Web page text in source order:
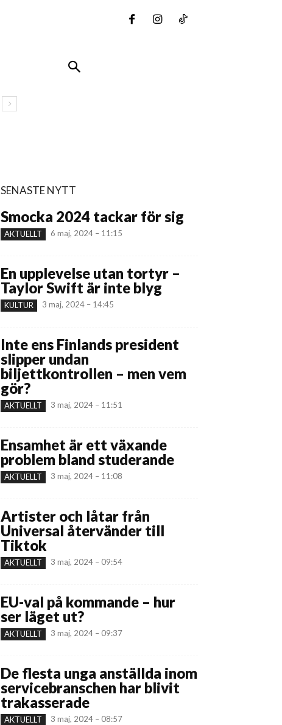
SENASTE NYTT
Smocka 2024 tackar för sig
AKTUELLT 6 maj, 2024 – 11:15
En upplevelse utan tortyr –
Taylor Swift är inte blyg
KULTUR 3 maj, 2024 – 14:45
Inte ens Finlands president
slipper undan
biljettkontrollen – men vem
gör?
AKTUELLT 3 maj, 2024 – 11:51
Ensamhet är ett växande
problem bland studerande
AKTUELLT 3 maj, 2024 – 11:08
Artister och låtar från
Universal återvänder till
Tiktok
AKTUELLT 3 maj, 2024 – 09:54
EU-val på kommande – hur
ser läget ut?
AKTUELLT 3 maj, 2024 – 09:37
De flesta unga anställda inom
servicebranschen har blivit
trakasserade
AKTUELLT 3 maj, 2024 – 08:57